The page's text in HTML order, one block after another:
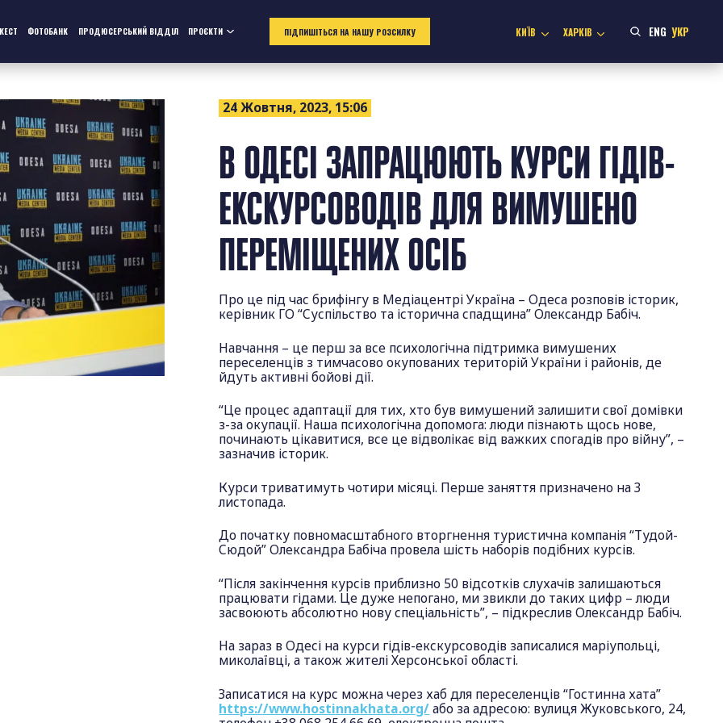
ФОТОБАНК ПРОДЮСЕРСЬКИЙ ВІДДІЛ ПРОЄКТИ ПІДПИШІТЬСЯ НА НАШУ РОЗСИЛКУ КИЇВ ХАРКІВ ENG УКР
24 Жовтня, 2023, 15:06
В ОДЕСІ ЗАПРАЦЮЮТЬ КУРСИ ГІДІВ-
ЕКСКУРСОВОДІВ ДЛЯ ВИМУШЕНО
ПЕРЕМІЩЕНИХ ОСІБ
Про це під час брифінгу в Медіацентрі Україна – Одеса розповів історик,
керівник ГО “Суспільство та історична спадщина” Олександр Бабіч.
Навчання – це перш за все психологічна підтримка вимушених
переселенців з тимчасово окупованих територій України і районів, де
йдуть активні бойові дії.
“Це процес адаптації для тих, хто був вимушений залишити свої домівки
з-за окупації. Наша психологічна допомога: люди пізнають щось нове,
починають цікавитися, все це відволікає від важких спогадів про війну”, –
зазначив історик.
Курси триватимуть чотири місяці. Перше заняття призначено на 3
листопада.
До початку повномасштабного вторгнення туристична компанія “Тудой-
Сюдой” Олександра Бабіча провела шість наборів подібних курсів.
“Після закінчення курсів приблизно 50 відсотків слухачів залишаються
працювати гідами. Це дуже непогано, ми звикли до таких цифр – люди
засвоюють абсолютно нову спеціальність”, – підкреслив Олександр Бабіч.
На зараз в Одесі на курси гідів-екскурсоводів записалися маріупольці,
миколаївці, а також жителі Херсонської області.
Записатися на курс можна через хаб для переселенців “Гостинна хата”
https://www.hostinnakhata.org/або за адресою: вулиця Жуковського, 24,